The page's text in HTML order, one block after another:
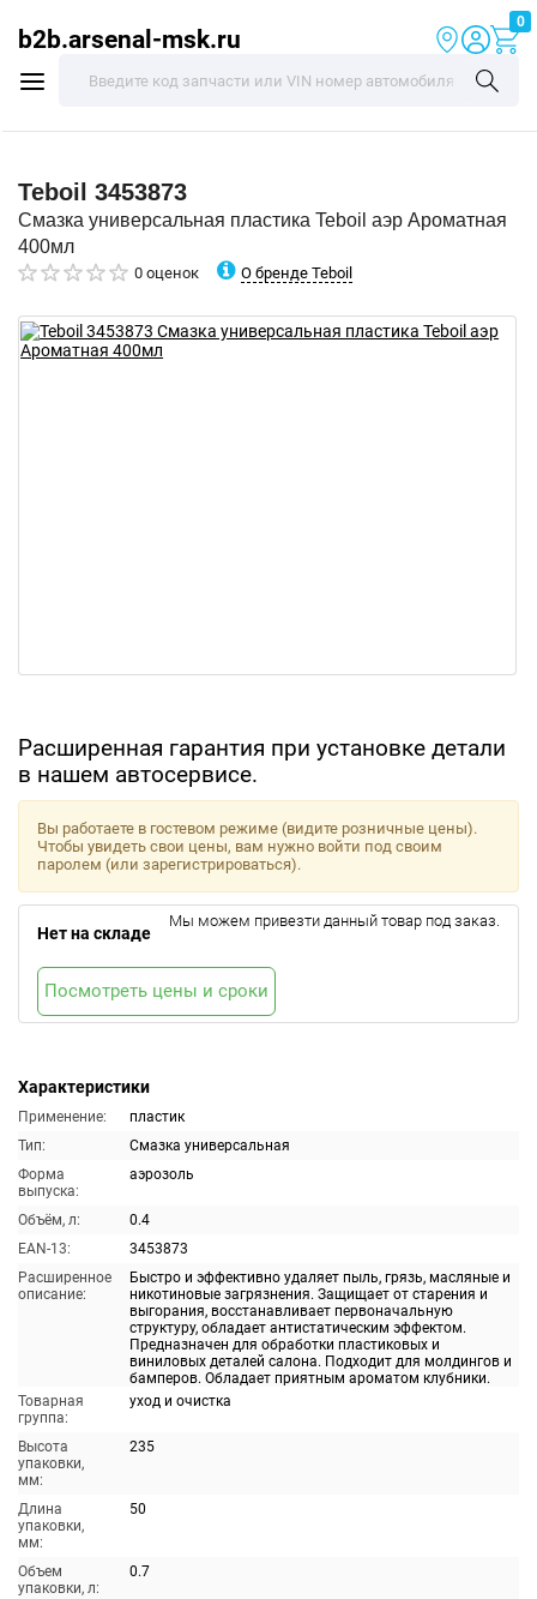
b2b.arsenal-msk.ru
0
Teboil 3453873
Смазка универсальная пластика Teboil аэр Ароматная
400мл
0 оценок О бренде Teboil
Расширенная гарантия при установке детали
в нашем автосервисе.
Характеристики
Применение:
пластик
Тип:
Смазка универсальная
Форма
выпуска:
аэрозоль
Объём, л:
0.4
EAN-13:
3453873
Расширенное
описание:
Быстро и эффективно удаляет пыль, грязь, масляные и
никотиновые загрязнения. Защищает от старения и
выгорания, восстанавливает первоначальную
структуру, обладает антистатическим эффектом.
Предназначен для обработки пластиковых и
виниловых деталей салона. Подходит для молдингов и
бамперов. Обладает приятным ароматом клубники.
Товарная
группа:
уход и очистка
Высота
упаковки,
мм:
235
Длина
упаковки,
мм:
50
Объем
упаковки, л:
0.7
Вы работаете в гостевом режиме (видите розничные цены).
Чтобы увидеть свои цены, вам нужно войти под своим
паролем (или зарегистрироваться).
Нет на складе
Мы можем привезти данный товар под заказ.
Посмотреть цены и сроки